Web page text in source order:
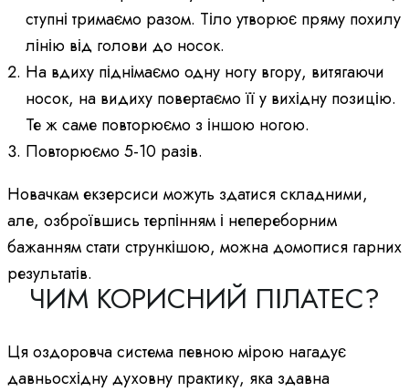
ступні тримаємо разом. Тіло утворює пряму похилу
лінію від голови до носок.
На вдиху піднімаємо одну ногу вгору, витягаючи
носок, на видиху повертаємо її у вихідну позицію.
Те ж саме повторюємо з іншою ногою.
Повторюємо 5-10 разів.
Новачкам екзерсиси можуть здатися складними,
але, озброївшись терпінням і непереборним
бажанням стати стрункішою, можна домогтися гарних
результатів.
ЧИМ КОРИСНИЙ ПІЛАТЕС?
Ця оздоровча система певною мірою нагадує
давньосхідну духовну практику, яка здавна